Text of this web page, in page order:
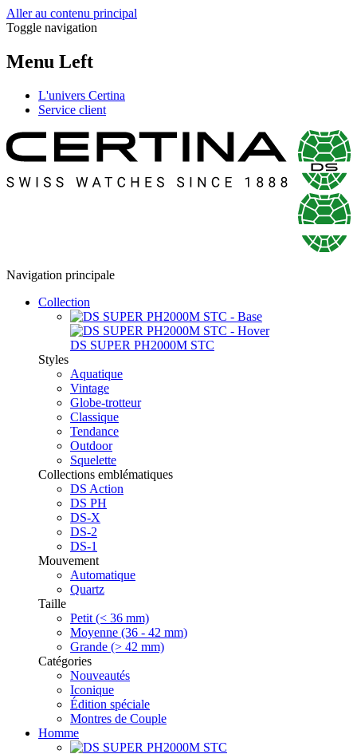
Aller au contenu principal
Toggle navigation
Menu Left
L'univers Certina
Service client
Navigation principale
Collection
DS SUPER PH2000M STC
Styles
Aquatique
Vintage
Globe-trotteur
Classique
Tendance
Outdoor
Squelette
Collections emblématiques
DS Action
DS PH
DS-X
DS-2
DS-1
Mouvement
Automatique
Quartz
Taille
Petit (< 36 mm)
Moyenne (36 - 42 mm)
Grande (> 42 mm)
Catégories
Nouveautés
Iconique
Édition spéciale
Montres de Couple
Homme